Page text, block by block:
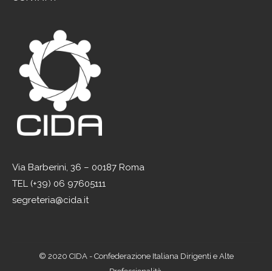
Via Barberini, 36 – 00187 Roma
TEL (+39) 06 97605111
segreteria@cida.it
© 2020 CIDA - Confederazione Italiana Dirigenti e Alte